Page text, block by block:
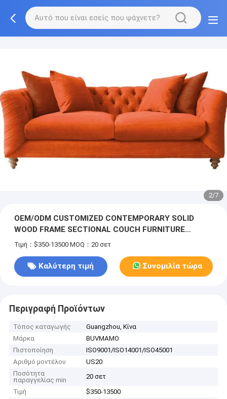
3/7
OEM/ODM CUSTOMIZED CONTEMPORARY SOLID
WOOD FRAME SECTIONAL COUCH FURNITURE
COLLECTION SETS MODERN L-SHAPED VELVET
τμήματος καναπές για το καθιστικό
Τιμή：$350-13500 MOQ：20 σετ
Καλύτερη τιμή Συνομιλία τώρα
Περιγραφή Προϊόντων
Τόπος καταγωγής
Guangzhou, Κίνα
Μάρκα
BUVMAMO
Πιστοποίηση
ISO9001/ISO14001/ISO45001
Αριθμό μοντέλου
US20
Ποσότητα
παραγγελίας min
20 σετ
Τιμή
$350-13500